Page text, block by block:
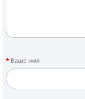
Ваше имя